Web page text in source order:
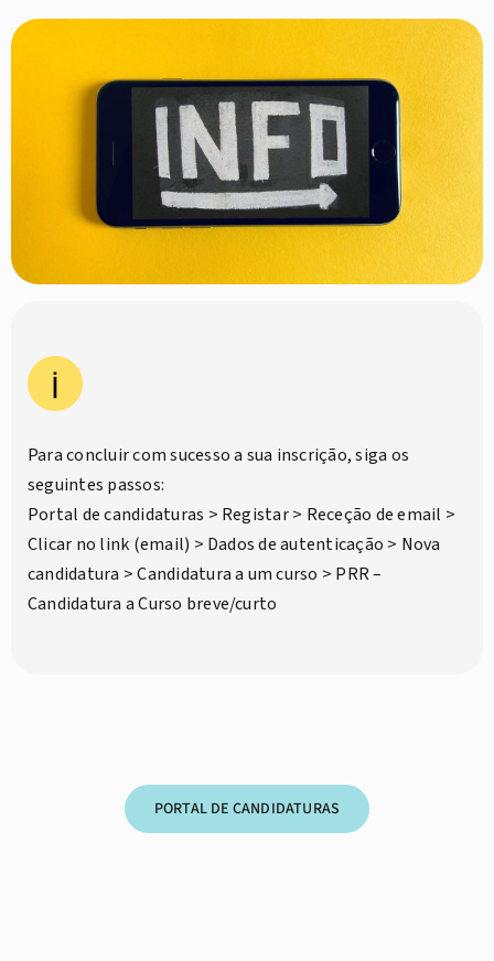
Para concluir com sucesso a sua inscrição, siga os
seguintes passos:
Portal de candidaturas > Registar > Receção de email >
Clicar no link (email) > Dados de autenticação > Nova
candidatura > Candidatura a um curso > PRR –
Candidatura a Curso breve/curto
PORTAL DE CANDIDATURAS